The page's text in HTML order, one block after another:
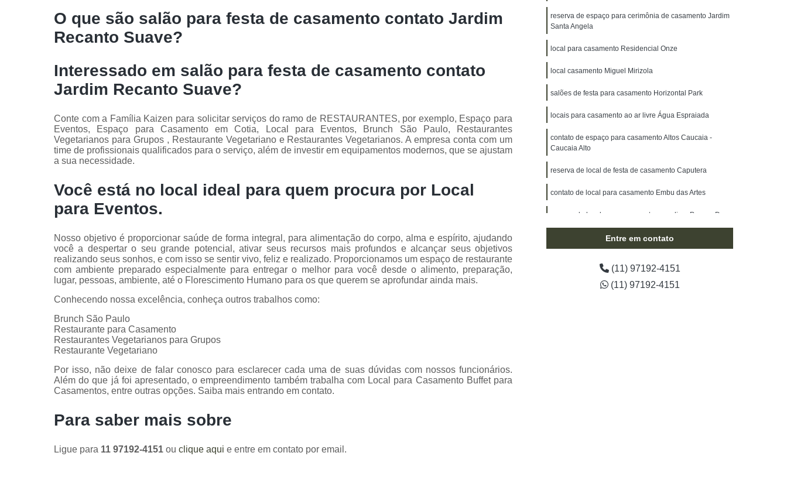
O que são salão para festa de casamento contato Jardim
Recanto Suave?
Interessado em salão para festa de casamento contato
Jardim Recanto Suave?
Conte com a Família Kaizen para solicitar serviços do ramo de RESTAURANTES, por exemplo, Espaço para
Eventos, Espaço para Casamento em Cotia, Local para Eventos, Brunch São Paulo, Restaurantes
Vegetarianos para Grupos , Restaurante Vegetariano e Restaurantes Vegetarianos. A empresa conta com um
time de profissionais qualificados para o serviço, além de investir em equipamentos modernos, que se ajustam
a sua necessidade.
Você está no local ideal para quem procura por Local
para Eventos.
Nosso objetivo é proporcionar saúde de forma integral, para alimentação do corpo, alma e espírito, ajudando
você a despertar o seu grande potencial, ativar seus recursos mais profundos e alcançar seus objetivos
realizando seus sonhos, e com isso se sentir vivo, feliz e realizado. Proporcionamos um espaço de restaurante
com ambiente preparado especialmente para entregar o melhor para você desde o alimento, preparação,
lugar, pessoas, ambiente, até o Florescimento Humano para os que querem se aprofundar ainda mais.
Conhecendo nossa excelência, conheça outros trabalhos como:
Brunch São Paulo
Restaurante para Casamento
Restaurantes Vegetarianos para Grupos
Restaurante Vegetariano
Por isso, não deixe de falar conosco para esclarecer cada uma de suas dúvidas com nossos funcionários.
Além do que já foi apresentado, o empreendimento também trabalha com Local para Casamento Buffet para
Casamentos, entre outras opções. Saiba mais entrando em contato.
Para saber mais sobre
Ligue para 11 97192-4151 ou clique aqui e entre em contato por email.
reserva de espaço para cerimônia de casamento Jardim
Santa Angela
local para casamento Residencial Onze
local casamento Miguel Mirizola
salões de festa para casamento Horizontal Park
locais para casamento ao ar livre Água Espraiada
contato de espaço para casamento Altos Caucaia -
Caucaia Alto
reserva de local de festa de casamento Caputera
contato de local para casamento Embu das Artes
reserva de local para casamento ao ar livre Parque Dom
Entre em contato
(11) 97192-4151
(11) 97192-4151